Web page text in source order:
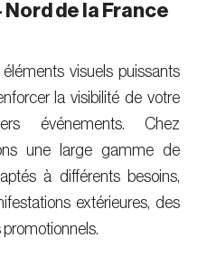
Nord de la France
visuels puissants
la visibilité de votre
événements. Chez
une large gamme de
à différents besoins,
extérieures, des